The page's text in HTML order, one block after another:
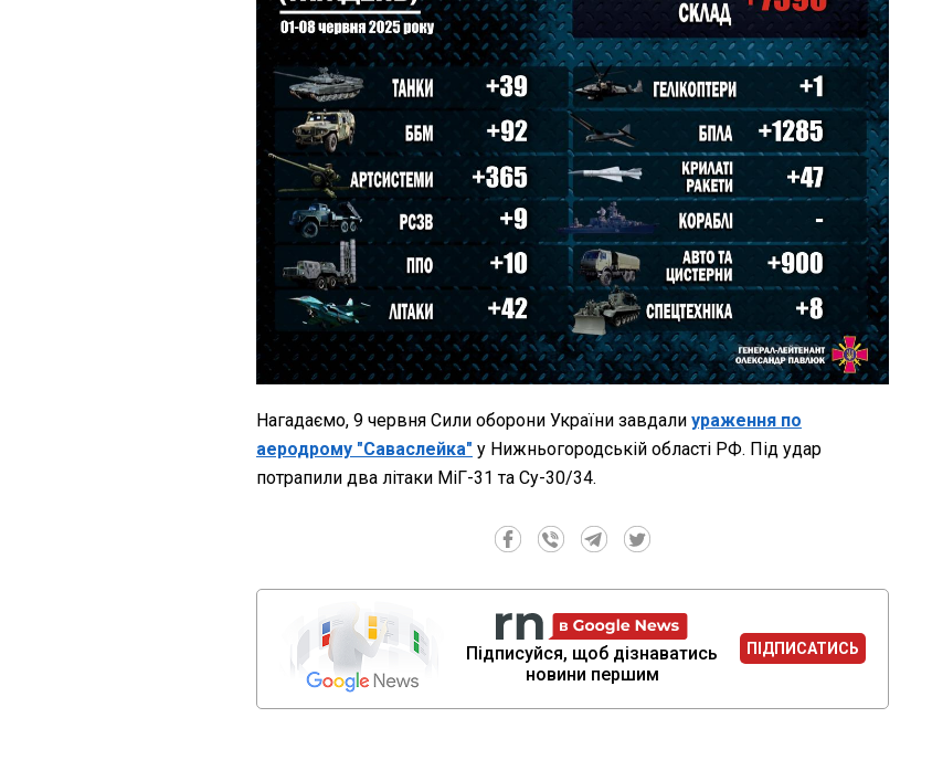
Нагадаємо, 9 червня Сили оборони України завдали ураження по
аеродрому "Саваслейка" у Нижньогородській області РФ. Під удар
потрапили два літаки МіГ-31 та Су-30/34.
Підписуйся, щоб дізнаватись
новини першим
ПІДПИСАТИСЬ